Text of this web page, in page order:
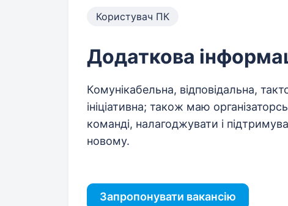
Користувач ПК
Додаткова
Комунікабельна, відповідальна,
ініціативна; також маю
команді, налагоджувати і
новому.
Запропонувати вакансію